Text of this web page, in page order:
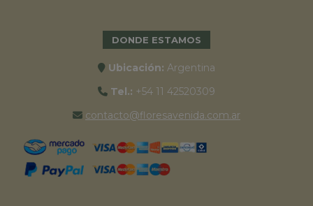
DONDE ESTAMOS
Ubicación: Argentina
Tel.: +54 11 42520309
contacto@floresavenida.com.ar